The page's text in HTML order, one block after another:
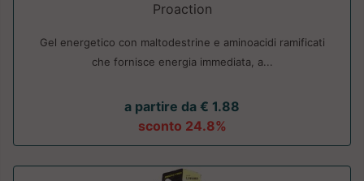
Proaction
Gel energetico con maltodestrine e aminoacidi ramificati
che fornisce energia immediata, a...
a partire da € 1.88
sconto 24.8%